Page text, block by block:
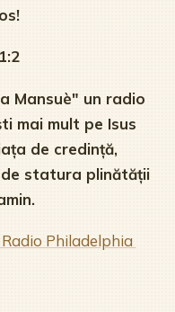
Mansuè" un radio
mai mult pe Isus
de credință,
statura plinătății
Philadelphia